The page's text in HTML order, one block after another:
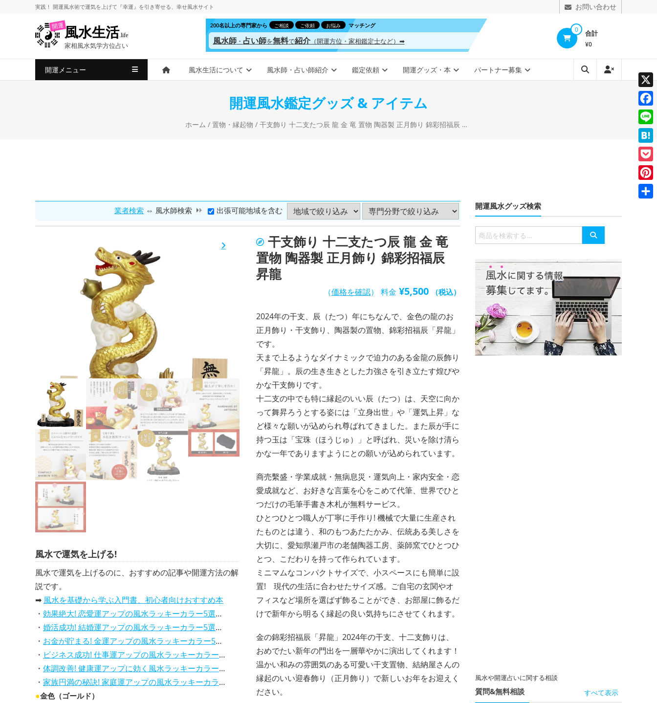
ス
実践！ 開運風水術で運気を上げて 『幸運』を引き寄せる、 幸せ風水サイト お問い合わせ
開運風水生活.life
家相風水気学方位占い
0 合計
¥0
200名以上の専門家から ご相談 ご依頼 お悩み マッチング
風水師・ 占い師を無料で紹介（開運方位・家相鑑定士など）➡
開運メニュー 風水生活について 風水師・占い師紹介 鑑定依頼 開運グッズ・本 パートナー募集
開運風水鑑定グッズ & アイテム
ホーム / 置物・縁起物 / 干支飾り 十二支たつ辰 龍 金 竜 置物 陶器製 正月飾り 錦彩招福辰 昇龍
業者検索 ⇔ 風水師検索 出張可能地域を含む
干支飾り 十二支たつ辰 龍 金 竜
置物 陶器製 正月飾り 錦彩招福辰
昇龍
（価格を確認） 料金 ¥5,500 （税込）
2024年の干支、辰（たつ）年にちなんで、金色の龍のお
正月飾り・干支飾り、陶器製の置物、錦彩招福辰「昇龍」
です。
天まで上るようなダイナミックで迫力のある金龍の辰飾り
「昇龍」。辰の生き生きとした力強さを引き立たす煌びや
かな干支飾りです。
十二支の中でも特に縁起のいい辰（たつ）は、天空に向か
って舞昇ろうとする姿には「立身出世」や「運気上昇」な
ど様々な願いが込められ尊ばれてきました。また辰が手に
持つ玉は「宝珠（ほうじゅ）」と呼ばれ、災いを除け清ら
かな一年でありますようにとの願いが込められています。
商売繫盛・学業成就・無病息災・運気向上・家内安全・恋
愛成就など、お好きな言葉を心をこめて代筆、世界でひと
つだけの毛筆手書き木札が無料サービス。
ひとつひとつ職人が丁寧に手作り! 機械で大量に生産され
たものとは違う、和のもつあたたかみ、伝統ある美しさを
大切に、愛知県瀬戸市の老舗陶器工房、薬師窯でひとつひ
とつ、こだわりを持って作られています。
ミニマムなコンパクトサイズで、小スペースにも簡単に設
置! 現代の生活に合わせたサイズ感。ご自宅の玄関やオ
フィスなど場所を選ばず飾ることができ、お部屋に飾るだ
けで新年から明るく縁起の良い気持ちにさせてくれます。
金の錦彩招福辰「昇龍」2024年の干支、十二支飾りは、
おめでたい新年の門出を一層華やかに演出してくれます！
温かい和みの雰囲気のある可愛い干支置物、結納屋さんの
縁起のいい迎春飾り（正月飾り）で新しいお年をお迎えく
ださい。
風水で運気を上げる!
風水で運気を上げるのに、おすすめの記事や開運方法の解
説です。
➡ 風水を基礎から学ぶ入門書、初心者向けおすすめ本
・ 効果絶大! 恋愛運アップの風水ラッキーカラー5選、解説付き
・ 婚活成功! 結婚運アップの風水ラッキーカラー5選、効果解説
・ お金が貯まる! 金運アップの風水ラッキーカラー5選、効果解説
・ ビジネス成功! 仕事運アップの風水ラッキーカラー5選、効果解説
・ 体調改善! 健康運アップに効く風水ラッキーカラー5選、効果と活用法を解説
・ 家族円満の秘訣! 家庭運アップの風水ラッキーカラー5選、効果解説
●金色（ゴールド）
開運風水グッズ検索
検
索
象:
風水や開運占いに関する相談
質問&無料相談 すべて表示
X
Line